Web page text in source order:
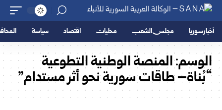
أخبار سوريا مجلس الشعب محليات اقتصاد سياسة
الوسم:المنصة الوطنية التطوعية
“بُناة– طاقات سورية نحو أثر مستدام”